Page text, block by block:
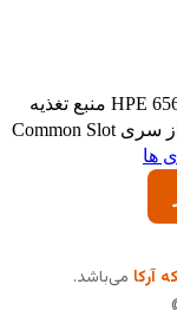
معرفی منبع تغذیه HPE 656364-B21 Power Supply منبع تغذیه
ها
آرکا می‌باشد.